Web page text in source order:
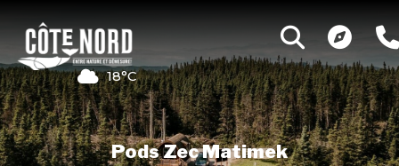
18°C
Pods Zec Matimek